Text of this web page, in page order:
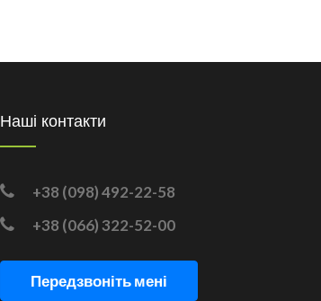
Наші контакти
+38 (098) 492-22-58
+38 (066) 322-52-00
Передзвоніть мені